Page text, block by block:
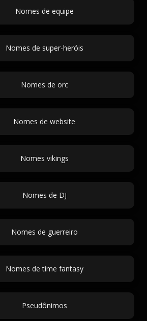
Nomes de equipe
Nomes de super-heróis
Nomes de orc
Nomes de website
Nomes vikings
Nomes de DJ
Nomes de guerreiro
Nomes de time fantasy
Pseudônimos